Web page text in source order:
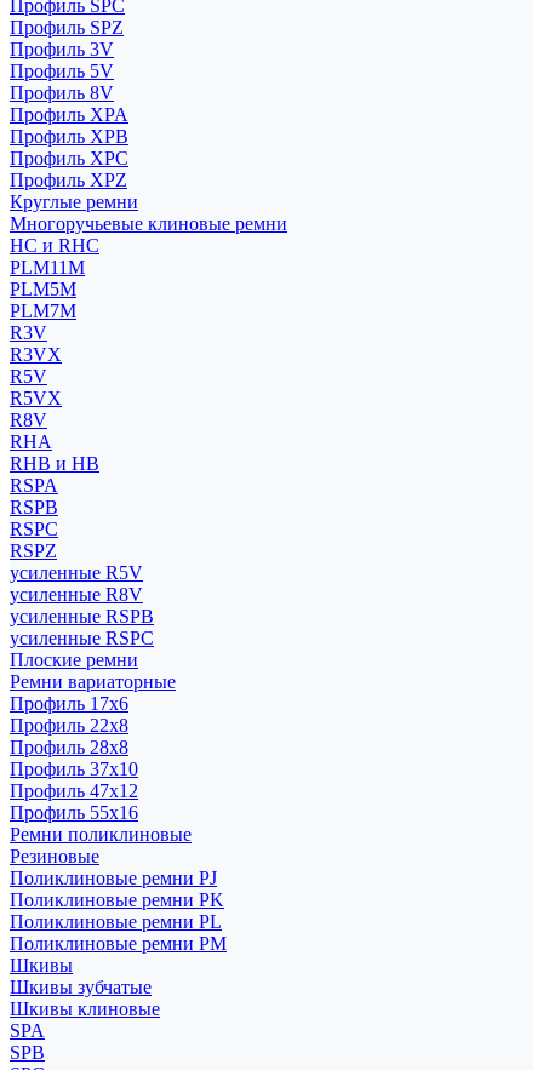
Профиль SPC
Профиль SPZ
Профиль 3V
Профиль 5V
Профиль 8V
Профиль XPA
Профиль XPB
Профиль XPC
Профиль XPZ
Круглые ремни
Многоручьевые клиновые ремни
HC и RHC
PLM11M
PLM5M
PLM7M
R3V
R3VX
R5V
R5VX
R8V
RHA
RHB и HB
RSPA
RSPB
RSPC
RSPZ
усиленные R5V
усиленные R8V
усиленные RSPB
усиленные RSPC
Плоские ремни
Ремни вариаторные
Профиль 17x6
Профиль 22x8
Профиль 28x8
Профиль 37x10
Профиль 47x12
Профиль 55x16
Ремни поликлиновые
Резиновые
Поликлиновые ремни PJ
Поликлиновые ремни PK
Поликлиновые ремни PL
Поликлиновые ремни PM
Шкивы
Шкивы зубчатые
Шкивы клиновые
SPA
SPB